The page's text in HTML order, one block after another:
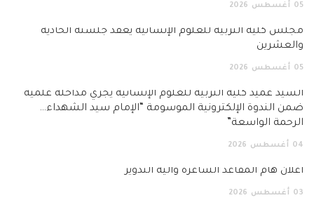
05 أغسطس 2026
مجلس كلية التربية للعلوم الإنسانية يعقد جلسته الحادية
والعشرين
05 أغسطس 2026
السيد عميد كلية التربية للعلوم الإنسانية يجري مداخلة علمية
ضمن الندوة الإلكترونية الموسومة “الإمام سيد الشهداء…
الرحمة الواسعة”
04 أغسطس 2026
اعلان هام المقاعد الشاغرة وآلية التدوير
03 أغسطس 2026